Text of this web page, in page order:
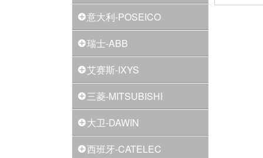
意大利-POSEICO
瑞士-ABB
艾赛斯-IXYS
三菱-MITSUBISHI
大卫-DAWIN
西班牙-CATELEC